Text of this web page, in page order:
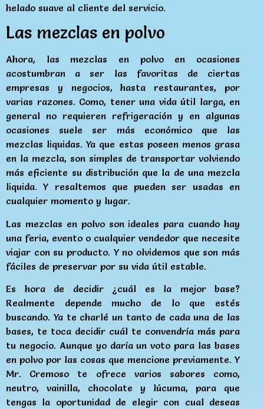
helado suave al cliente del servicio.
Las mezclas en polvo
Ahora, las mezclas en polvo en ocasiones
acostumbran a ser las favoritas de ciertas
empresas y negocios, hasta restaurantes, por
varias razones. Como, tener una vida útil larga, en
general no requieren refrigeración y en algunas
ocasiones suele ser más económico que las
mezclas liquidas. Ya que estas poseen menos grasa
en la mezcla, son simples de transportar volviendo
más eficiente su distribución que la de una mezcla
liquida. Y resaltemos que pueden ser usadas en
cualquier momento y lugar.
Las mezclas en polvo son ideales para cuando hay
una feria, evento o cualquier vendedor que necesite
viajar con su producto. Y no olvidemos que son más
fáciles de preservar por su vida útil estable.
Es hora de decidir ¿cuál es la mejor base?
Realmente depende mucho de lo que estés
buscando. Ya te charlé un tanto de cada una de las
bases, te toca decidir cuál te convendría más para
tu negocio. Aunque yo daría un voto para las bases
en polvo por las cosas que mencione previamente. Y
Mr. Cremoso te ofrece varios sabores como,
neutro, vainilla, chocolate y lúcuma, para que
tengas la oportunidad de elegir con cual deseas